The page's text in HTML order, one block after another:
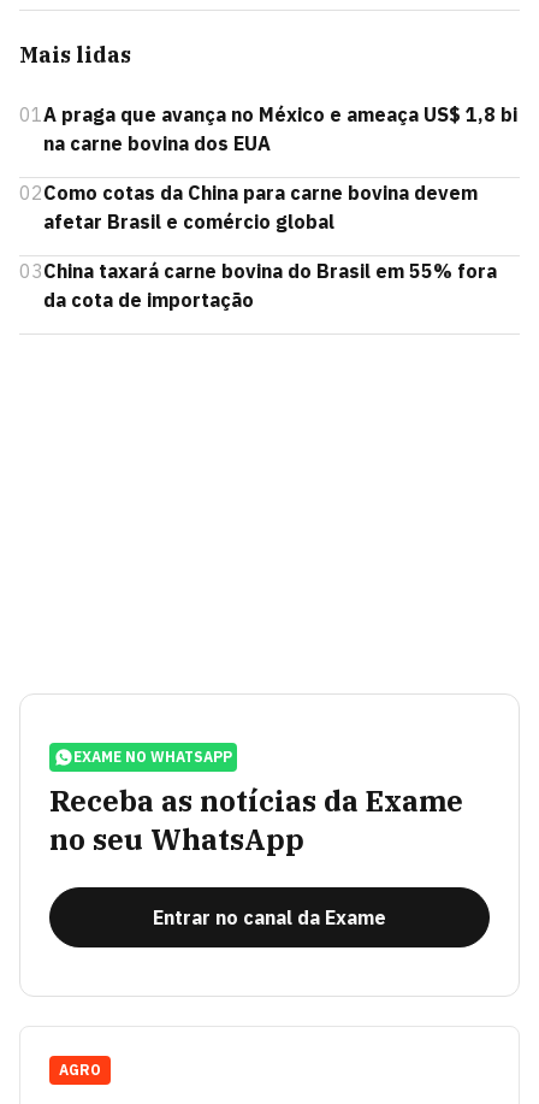
Mais lidas
01A praga que avança no México e ameaça US$ 1,8 bi
na carne bovina dos EUA
02Como cotas da China para carne bovina devem
afetar Brasil e comércio global
03China taxará carne bovina do Brasil em 55% fora
da cota de importação
EXAME NO WHATSAPP
Receba as notícias da Exame
no seu WhatsApp
Entrar no canal da Exame
AGRO